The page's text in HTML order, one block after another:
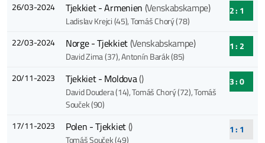
26/03-2024 Tjekkiet - Armenien (Venskabskampe)
Ladislav Krejci (45), Tomáš Chorý (78)
2 : 1
22/03-2024 Norge - Tjekkiet(Venskabskampe)
David Zima (37), Antonín Barák (85)
1 : 2
20/11-2023 Tjekkiet - Moldova()
David Doudera (14), Tomáš Chorý (72), Tomáš
Souček (90)
3 : 0
17/11-2023 Polen - Tjekkiet()
Tomáš Souček (49)
1 : 1